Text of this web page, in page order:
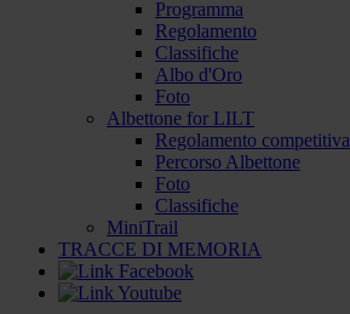
Programma
Regolamento
Classifiche
Albo d'Oro
Foto
Albettone for LILT
Regolamento competitiva
Percorso Albettone
Foto
Classifiche
MiniTrail
TRACCE DI MEMORIA